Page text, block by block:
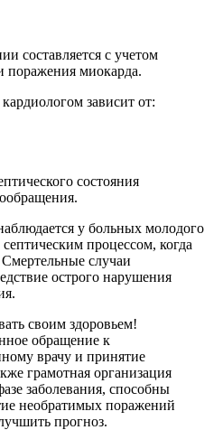
составляется с учетом
поражения миокарда.
зависит от:
состояния
у больных молодого
процессом, когда
случаи
острого нарушения
своим здоровьем!
обращение к
врачу и принятие
грамотная организация
заболевания, способны
необратимых поражений
прогноз.